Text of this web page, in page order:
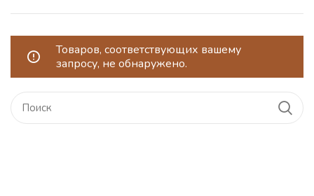
Товаров, соответствующих вашему
запросу, не обнаружено.